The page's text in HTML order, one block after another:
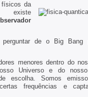
físicos da
existe
de o Big Bang
menores dentro do
Universo e do
escolha. Somos
frequências e